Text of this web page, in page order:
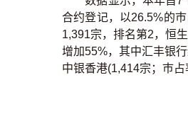
合约登记，以26.5%的
1,391宗，排名第2，恒
增加55%，其中汇丰银
中银香港(1,414宗；巿